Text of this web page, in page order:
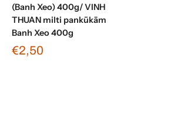
(Banh Xeo) 400g/ VINH
THUAN milti pankūkām
Banh Xeo 400g
€2,50